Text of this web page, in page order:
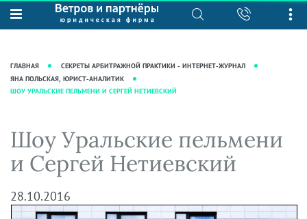
О нас
Рекомендации
фирмы
Кейсы
Юридические услуги
Интеллектуальная собственность
Сопровождение бизнеса
Ведение уголовных дел
Защита активов
Ведение дел о банкротстве
База знаний
Журнал "Секреты арбитражной
практики"
Статьи
Аудиоподкасты
Видеоподкасты
Вопросы-ответы
ГЛАВНАЯ
СЕКРЕТЫ АРБИТРАЖНОЙ ПРАКТИКИ - ИНТЕРНЕТ-ЖУРНАЛ
ЯНА ПОЛЬСКАЯ, ЮРИСТ-АНАЛИТИК
ШОУ УРАЛЬСКИЕ ПЕЛЬМЕНИ И СЕРГЕЙ НЕТИЕВСКИЙ
Шоу Уральские пельмени
и Сергей Нетиевский
28.10.2016